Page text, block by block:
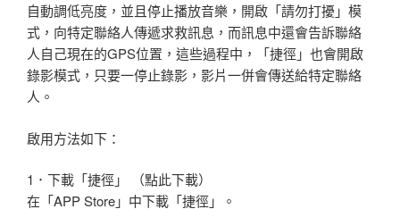
自動調低亮度，並且停止播放音樂，開啟「請勿打擾」模
式，向特定聯絡人傳遞求救訊息，而訊息中還會告訴聯絡
人自己現在的GPS位置，這些過程中，「捷徑」也會開啟
錄影模式，只要一停止錄影，影片一併會傳送給特定聯絡
人。
啟用方法如下：
1．下載「捷徑」 （點此下載）
在「APP Store」中下載「捷徑」。